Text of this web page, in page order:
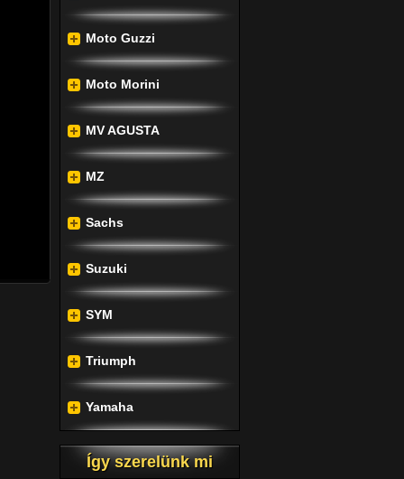
Moto Guzzi
Moto Morini
MV AGUSTA
MZ
Sachs
Suzuki
SYM
Triumph
Yamaha
Így szerelünk mi